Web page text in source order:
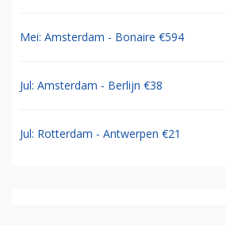
Mei: Amsterdam - Bonaire €594
Jul: Amsterdam - Berlijn €38
Jul: Rotterdam - Antwerpen €21